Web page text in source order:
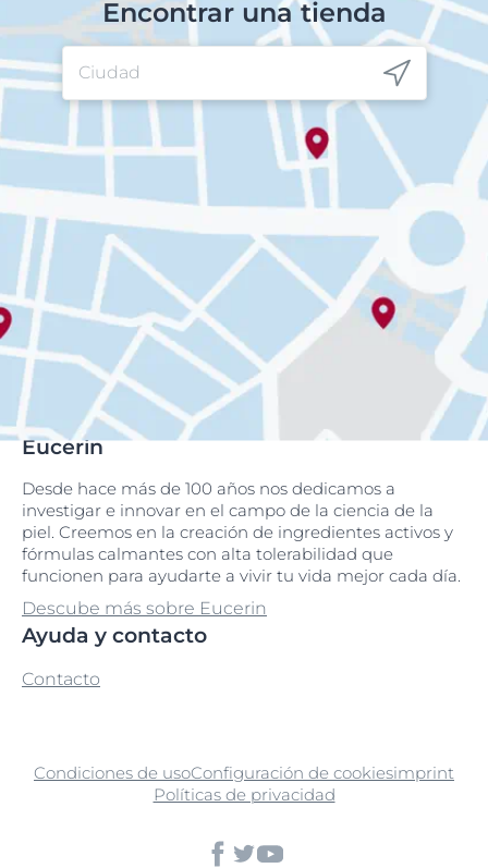
Encontrar una tienda
Eucerin
Desde hace más de 100 años nos dedicamos a
investigar e innovar en el campo de la ciencia de la
piel. Creemos en la creación de ingredientes activos y
fórmulas calmantes con alta tolerabilidad que
funcionen para ayudarte a vivir tu vida mejor cada día.
Descube más sobre Eucerin
Ayuda y contacto
Contacto
Condiciones de usoConfiguración de cookiesimprint
Políticas de privacidad